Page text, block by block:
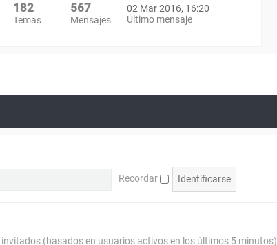
182
Temas
567
Mensajes
02 Mar 2016, 16:20
Último mensaje
Recordar
(basados en usuarios activos en los últimos 5 minutos)